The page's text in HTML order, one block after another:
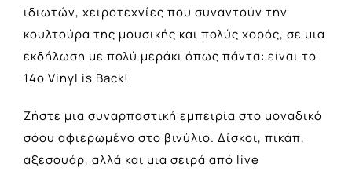
ιδιωτών, χειροτεχνίες που συναντούν την
κουλτούρα της μουσικής και πολύς χορός, σε μια
εκδήλωση με πολύ μεράκι όπως πάντα: είναι το
14ο Vinyl is Back!
Ζήστε μια συναρπαστική εμπειρία στο μοναδικό
σόου αφιερωμένο στο βινύλιο. Δίσκοι, πικάπ,
αξεσουάρ, αλλά και μια σειρά από live